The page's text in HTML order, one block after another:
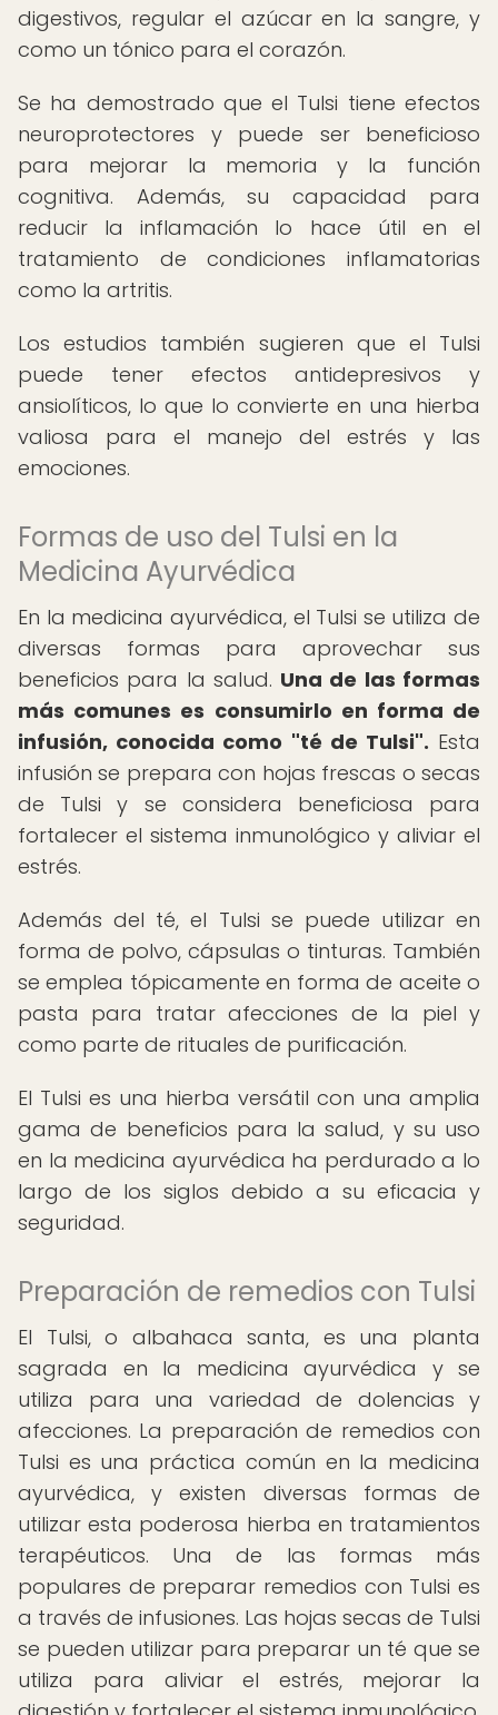
digestivos, regular el azúcar en la sangre, y
como un tónico para el corazón.
Se ha demostrado que el Tulsi tiene efectos
neuroprotectores y puede ser beneficioso
para mejorar la memoria y la función
cognitiva. Además, su capacidad para
reducir la inflamación lo hace útil en el
tratamiento de condiciones inflamatorias
como la artritis.
Los estudios también sugieren que el Tulsi
puede tener efectos antidepresivos y
ansiolíticos, lo que lo convierte en una hierba
valiosa para el manejo del estrés y las
emociones.
Formas de uso del Tulsi en la
Medicina Ayurvédica
En la medicina ayurvédica, el Tulsi se utiliza de
diversas formas para aprovechar sus
beneficios para la salud. Una de las formas
más comunes es consumirlo en forma de
infusión, conocida como "té de Tulsi". Esta
infusión se prepara con hojas frescas o secas
de Tulsi y se considera beneficiosa para
fortalecer el sistema inmunológico y aliviar el
estrés.
Además del té, el Tulsi se puede utilizar en
forma de polvo, cápsulas o tinturas. También
se emplea tópicamente en forma de aceite o
pasta para tratar afecciones de la piel y
como parte de rituales de purificación.
El Tulsi es una hierba versátil con una amplia
gama de beneficios para la salud, y su uso
en la medicina ayurvédica ha perdurado a lo
largo de los siglos debido a su eficacia y
seguridad.
Preparación de remedios con Tulsi
El Tulsi, o albahaca santa, es una planta
sagrada en la medicina ayurvédica y se
utiliza para una variedad de dolencias y
afecciones. La preparación de remedios con
Tulsi es una práctica común en la medicina
ayurvédica, y existen diversas formas de
utilizar esta poderosa hierba en tratamientos
terapéuticos. Una de las formas más
populares de preparar remedios con Tulsi es
a través de infusiones. Las hojas secas de Tulsi
se pueden utilizar para preparar un té que se
utiliza para aliviar el estrés, mejorar la